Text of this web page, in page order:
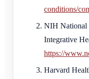
conditions/
NIH National
Integrative
https://
Harvard